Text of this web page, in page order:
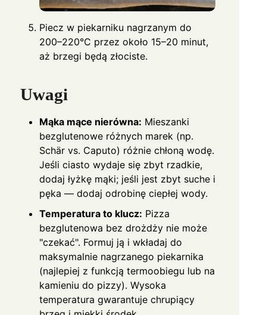
Piecz w piekarniku nagrzanym do
200–220°C przez około 15–20 minut,
aż brzegi będą złociste.
Uwagi
Mąka mące nierówna: Mieszanki
bezglutenowe różnych marek (np.
Schär vs. Caputo) różnie chłoną wodę.
Jeśli ciasto wydaje się zbyt rzadkie,
dodaj łyżkę mąki; jeśli jest zbyt suche i
pęka — dodaj odrobinę ciepłej wody.
Temperatura to klucz: Pizza
bezglutenowa bez drożdży nie może
"czekać". Formuj ją i wkładaj do
maksymalnie nagrzanego piekarnika
(najlepiej z funkcją termoobiegu lub na
kamieniu do pizzy). Wysoka
temperatura gwarantuje chrupiący